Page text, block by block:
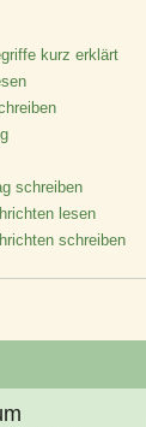
kurz erklärt
schreiben
lesen
schreiben